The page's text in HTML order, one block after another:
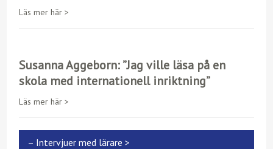
Läs mer här >
Susanna Aggeborn: ”Jag ville läsa på en
skola med internationell inriktning”
Läs mer här >
– Intervjuer med lärare >